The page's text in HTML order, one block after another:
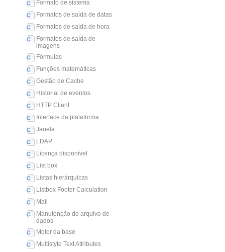
Formato de sistema
Formatos de saída de datas
Formatos de saída de hora
Formatos de saída de
imagens
Fórmulas
Funções matemáticas
Gestão de Cache
Historial de eventos
HTTP Client
Interface da plataforma
Janela
LDAP
Licença disponível
List box
Listas hierárquicas
Listbox Footer Calculation
Mail
Manutenção do arquivo de
dados
Motor da base
Multistyle Text Attributes